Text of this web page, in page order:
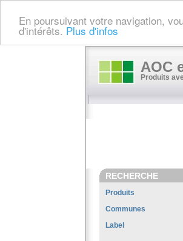
En poursuivant votre navigation,
d'intérêts. Plus d'infos
AOC
Produits
RECHERCHE
Produits
Communes
Label